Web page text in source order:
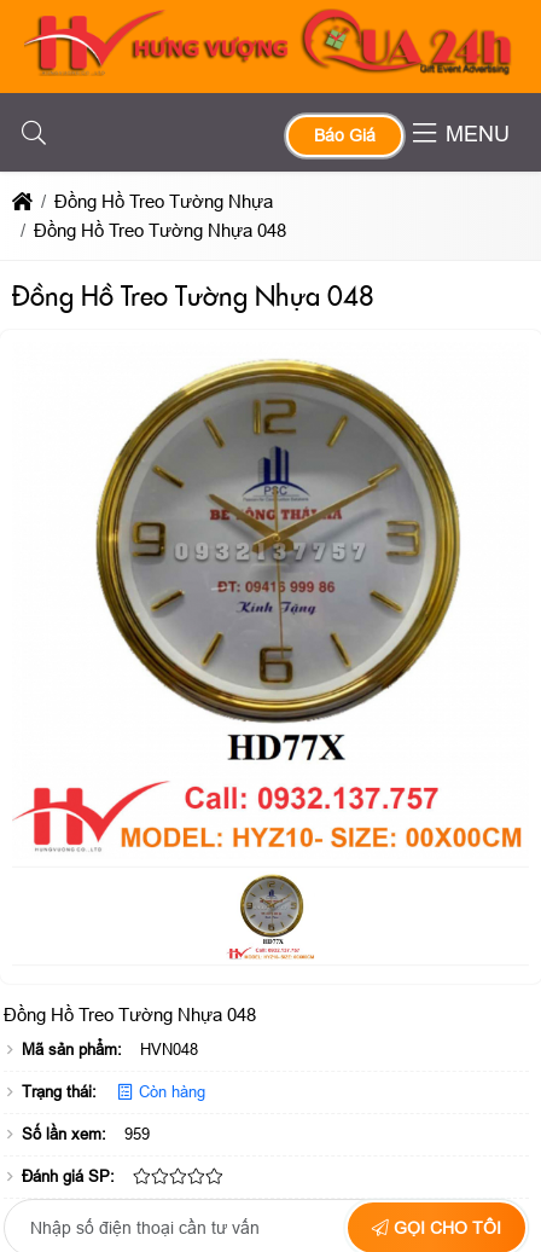
Báo Giá MENU
Đồng Hồ Treo Tường Nhựa
Đồng Hồ Treo Tường Nhựa 048
Đồng Hồ Treo Tường Nhựa 048
Đồng Hồ Treo Tường Nhựa 048
Mã sản phẩm: HVN048
Trạng thái: Còn hàng
Số lần xem: 959
Đánh giá SP:
GỌI CHO TÔI